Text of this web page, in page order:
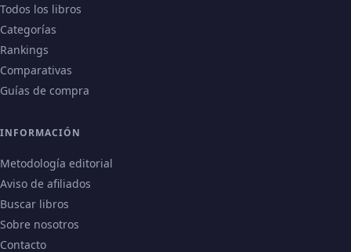
Todos los libros
Categorías
Rankings
Comparativas
Guías de compra
INFORMACIÓN
Metodología editorial
Aviso de afiliados
Buscar libros
Sobre nosotros
Contacto